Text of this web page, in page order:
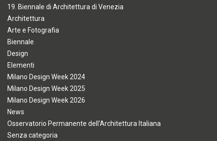
19. Biennale di Architettura di Venezia
Architettura
Arte e Fotografia
Biennale
Design
Elementi
Milano Design Week 2024
Milano Design Week 2025
Milano Design Week 2026
News
Osservatorio Permanente dell'Architettura Italiana
Senza categoria